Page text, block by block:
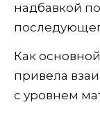
надбавкой
Как
привела
с уровнем